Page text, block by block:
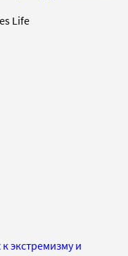
Life
экстремизму и